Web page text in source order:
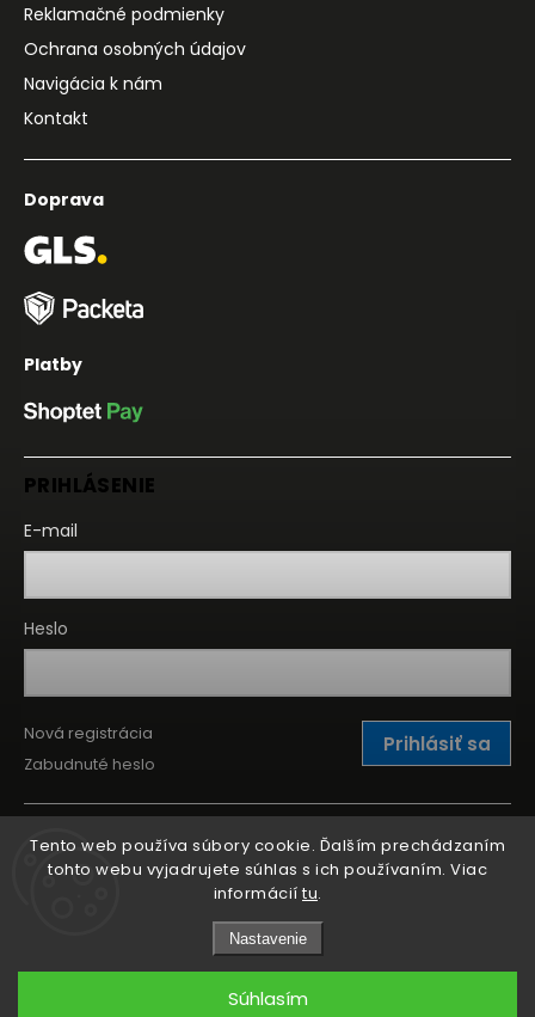
Tento web používa súbory cookie. Ďalším prechádzaním
tohto webu vyjadrujete súhlas s ich používaním. Viac
informácií tu.
Nastavenie
Súhlasím
Reklamačné podmienky
Ochrana osobných údajov
Navigácia k nám
Kontakt
Doprava
Platby
PRIHLÁSENIE
E-mail
Heslo
Prihlásiť sa
Nová registrácia
Zabudnuté heslo